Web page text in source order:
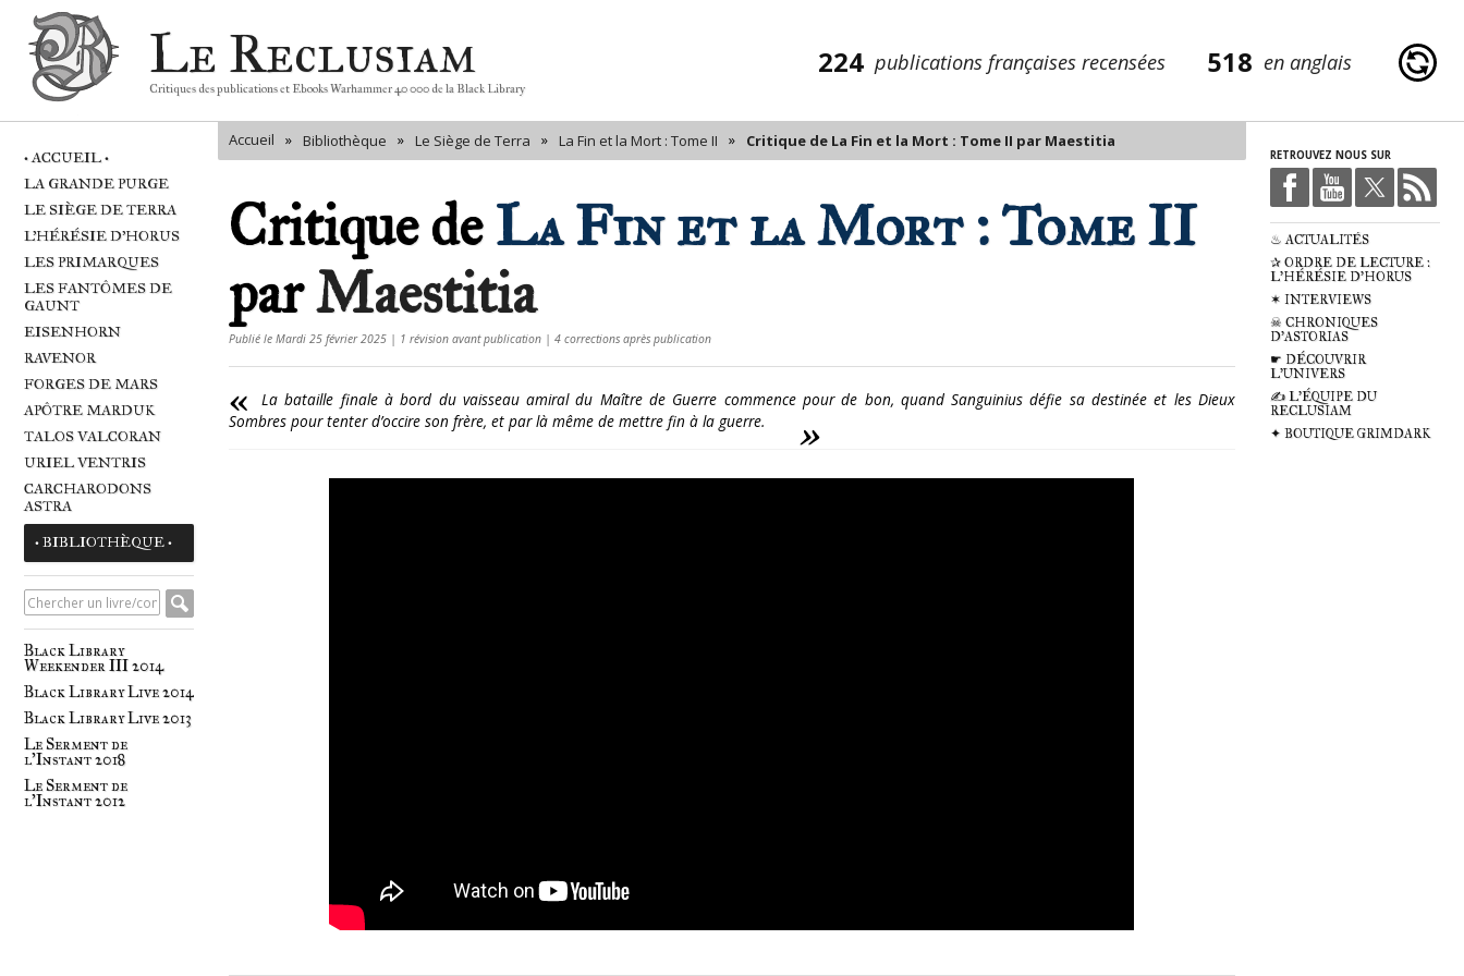
Le Reclusiam
Critiques des publications et Ebooks Warhammer 40 000 de la Black Library
224 publications françaises recensées 518 en anglais
• ACCUEIL •
LA GRANDE PURGE
LE SIÈGE DE TERRA
L'HÉRÉSIE D'HORUS
LES PRIMARQUES
LES FANTÔMES DE
GAUNT
EISENHORN
RAVENOR
FORGES DE MARS
APÔTRE MARDUK
TALOS VALCORAN
URIEL VENTRIS
CARCHARODONS
ASTRA
• BIBLIOTHÈQUE •
Black Library
Weekender III 2014
Black Library Live 2014
Black Library Live 2013
Le Serment de
l'Instant 2018
Le Serment de
l'Instant 2012
RETROUVEZ NOUS SUR
♨ ACTUALITÉS
✰ ORDRE DE LECTURE :
L'HÉRÉSIE D'HORUS
✶ INTERVIEWS
☠ CHRONIQUES
D'ASTORIAS
☛ DÉCOUVRIR
L'UNIVERS
✍ L'ÉQUIPE DU
RECLUSIAM
✦ BOUTIQUE GRIMDARK
Accueil » Bibliothèque » Le Siège de Terra » La Fin et la Mort : Tome II » Critique de La Fin et la Mort : Tome II par Maestitia
Critique deLa Fin et la Mort : Tome II
parMaestitia
Publié le Mardi 25 février 2025 | 1 révision avant publication | 4 corrections après publication
La bataille finale à bord du vaisseau amiral du Maître de Guerre commence pour de bon, quand Sanguinius défie sa destinée et les Dieux
Sombres pour tenter d’occire son frère, et par là même de mettre fin à la guerre.